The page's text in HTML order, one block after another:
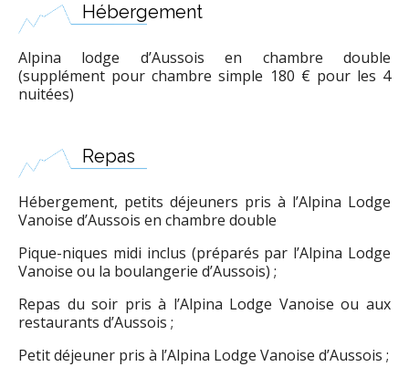
Hébergement
Alpina lodge d’Aussois en chambre double
(supplément pour chambre simple 180 € pour les 4
nuitées)
Repas
Hébergement, petits déjeuners pris à l’Alpina Lodge
Vanoise d’Aussois en chambre double
Pique-niques midi inclus (préparés par l’Alpina Lodge
Vanoise ou la boulangerie d’Aussois) ;
Repas du soir pris à l’Alpina Lodge Vanoise ou aux
restaurants d’Aussois ;
Petit déjeuner pris à l’Alpina Lodge Vanoise d’Aussois ;